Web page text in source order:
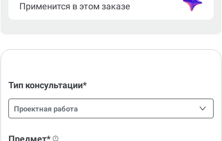
Применится в этом заказе
Тип консультации*
Проектная работа
Предмет*